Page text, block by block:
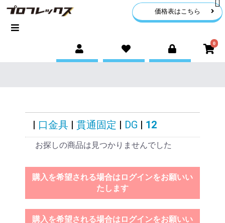
価格表はこちら
0
| 口金具 | 貫通固定 | DG | 12
お探しの商品は見つかりませんでした
購入を希望される場合はログインをお願いい
たします
購入を希望される場合はログインをお願いい